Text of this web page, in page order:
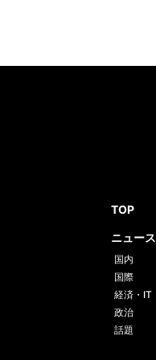
TOP
ニュース
国内
国際
経済・IT
政治
話題